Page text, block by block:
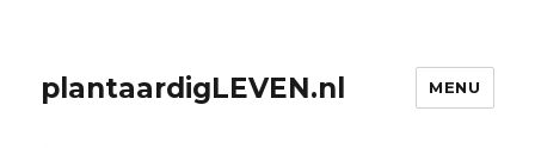
plantaardigLEVEN.nl MENU